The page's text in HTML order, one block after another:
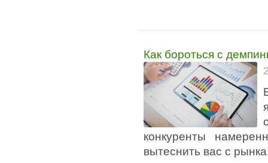
Как бороться с
конкуренты
вытеснить вас с